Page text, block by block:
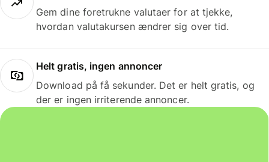
Gem dine foretrukne valutaer for at tjekke,
hvordan valutakursen ændrer sig over tid.
Helt gratis, ingen annoncer
Download på få sekunder. Det er helt gratis, og
der er ingen irriterende annoncer.